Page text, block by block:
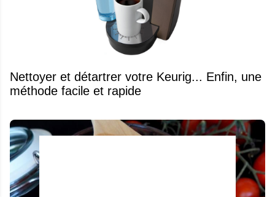
Nettoyer et détartrer votre Keurig... Enfin, une
méthode facile et rapide